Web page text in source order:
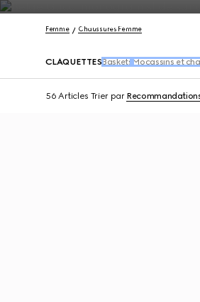
Nous Contacter
Femme Chaussures Femme
CLAQUETTES Baskets Mocassins et
56 Articles Trier par